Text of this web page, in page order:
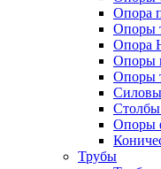
Опора
Опоры
Опора
Опоры
Опоры
Опоры
Трубы